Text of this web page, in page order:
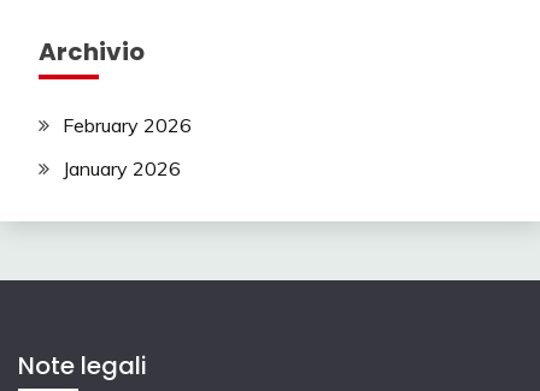
Archivio
February 2026
January 2026
Note legali